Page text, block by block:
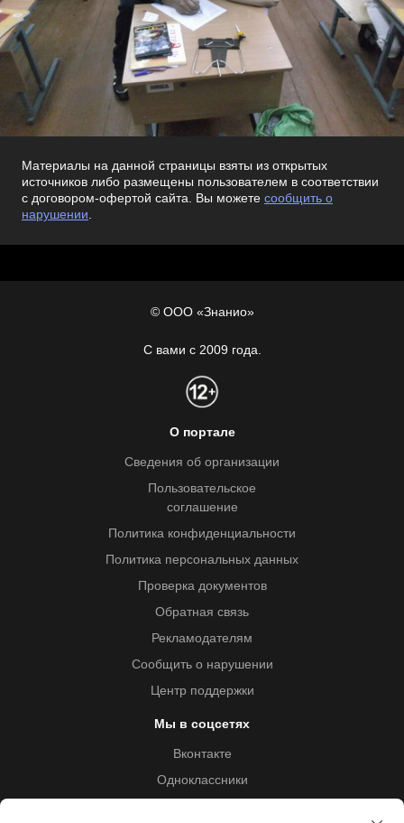
Материалы на данной страницы взяты из открытых
источников либо размещены пользователем в соответствии
с договором-офертой сайта. Вы можете сообщить о
нарушении.
© ООО «Знанио»
С вами с 2009 года.
О портале
Сведения об организации
Пользовательское
соглашение
Политика конфиденциальности
Политика персональных данных
Проверка документов
Обратная связь
Рекламодателям
Сообщить о нарушении
Центр поддержки
Мы в соцсетях
Вконтакте
Одноклассники